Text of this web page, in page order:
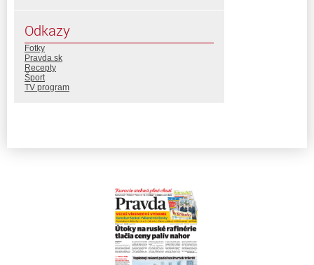
Odkazy
Fotky
Pravda.sk
Recepty
Šport
TV program